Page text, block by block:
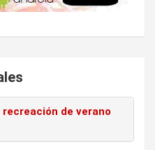
de verano